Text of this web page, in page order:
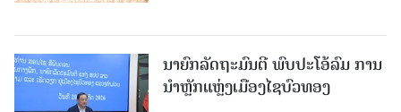
ນາຍົກລັດຖະມົນຕີ ພົບປະໂອ້ລົມ ການ
ນຳຫຼັກແຫຼ່ງເມືອງໄຊບົວທອງ